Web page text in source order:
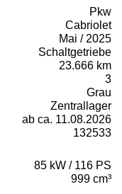
Pkw
Cabriolet
Mai / 2025
Schaltgetriebe
23.666 km
3
Grau
Zentrallager
ab ca. 11.08.2026
132533
85 kW / 116 PS
999 cm³